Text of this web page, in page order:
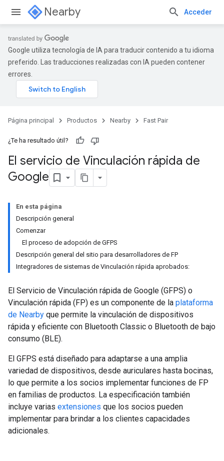
Nearby Acceder
Google utiliza tecnología de IA para traducir contenido a tu idioma
preferido. Las traducciones realizadas con IA pueden contener
errores.
Página principal Productos Nearby Fast Pair
¿Te ha resultado útil?
El servicio de Vinculación rápida de
Google
En esta página
Descripción general
Comenzar
El proceso de adopción de GFPS
Descripción general del sitio para desarrolladores de FP
Integradores de sistemas de Vinculación rápida aprobados:
El Servicio de Vinculación rápida de Google (GFPS) o
Vinculación rápida (FP) es un componente de la plataforma
de Nearby que permite la vinculación de dispositivos
rápida y eficiente con Bluetooth Classic o Bluetooth de bajo
consumo (BLE).
El GFPS está diseñado para adaptarse a una amplia
variedad de dispositivos, desde auriculares hasta bocinas,
lo que permite a los socios implementar funciones de FP
en familias de productos. La especificación también
incluye varias extensiones que los socios pueden
implementar para brindar a los clientes capacidades
adicionales.